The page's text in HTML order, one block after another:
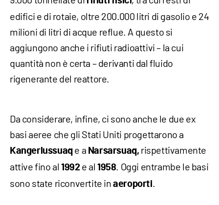
edifici e di rotaie, oltre 200.000 litri di gasolio e 24
milioni di litri di acque reflue. A questo si
aggiungono anche i rifiuti radioattivi – la cui
quantità non è certa – derivanti dal fluido
rigenerante del reattore.
Da considerare, infine, ci sono anche le due ex
basi aeree che gli Stati Uniti progettarono a
Kangerlussuaq e a Narsarsuaq, rispettivamente
attive fino al 1992e al1958. Oggi entrambe le basi
sono state riconvertite inaeroporti.